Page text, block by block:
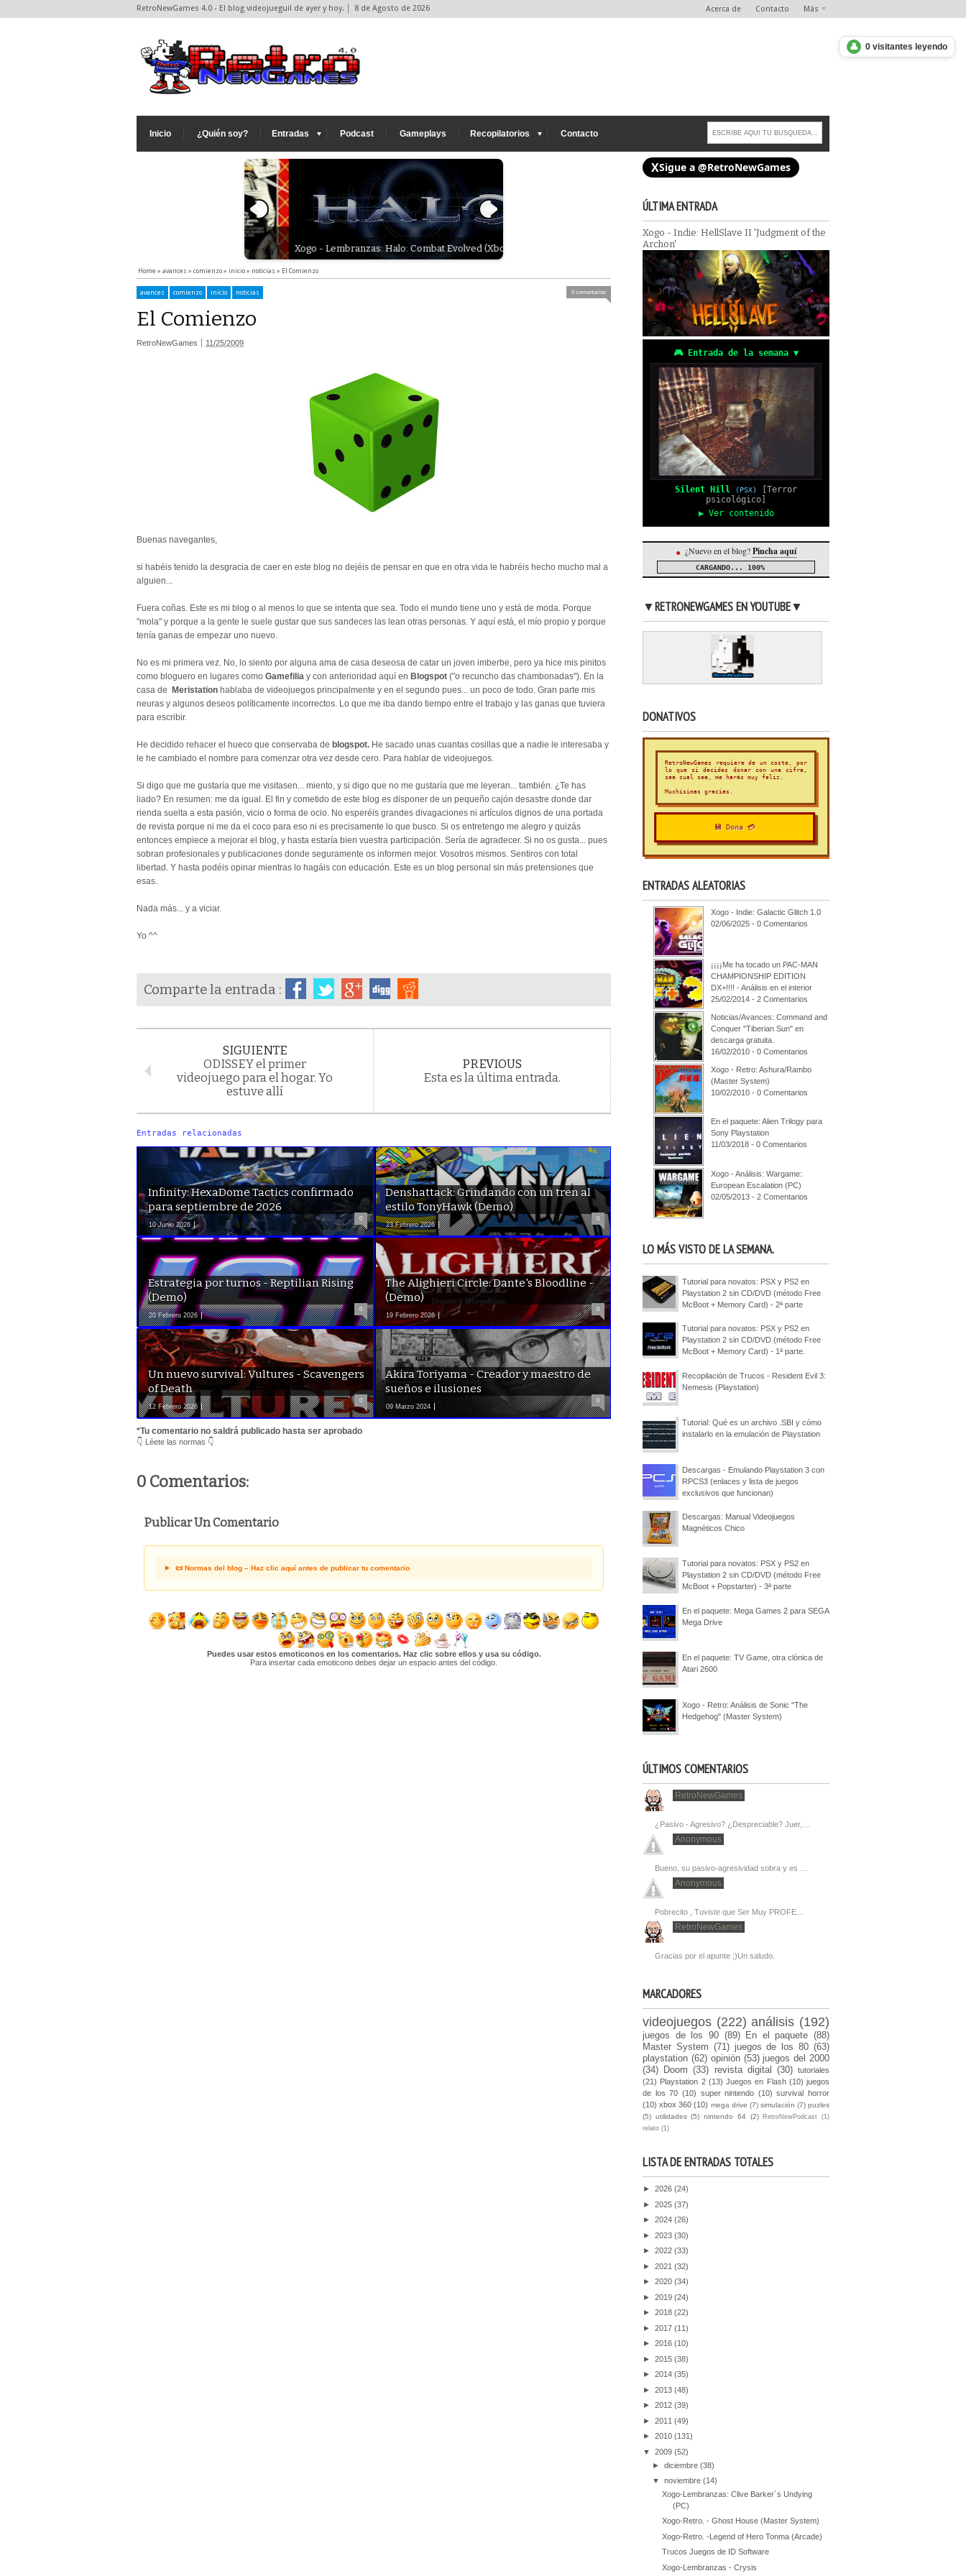
RetroNewGames 4.0 - El blog videojueguil de ayer y hoy. 8 de Agosto de 2026 Acerca de Contacto Más
Inicio ¿Quién soy? Entradas Podcast Gameplays Recopilatorios Contacto
Xogo - Lembranzas: Halo: Combat Evolved (Xbox/Pc) Xogo - Retro: Basketball Nightmare (Master System)
Opinión/Noticias/Avances : El adios a los
papel de videojuegos.
Home » avances » comienzo » inicio » noticias » El Comienzo
avances comienzo inicio noticias 0 comentarios
El Comienzo
11/25/2009
RetroNewGames
Buenas navegantes,
si habéis tenido la desgracia de caer en este blog no dejéis de pensar en que en otra vida le habréis hecho mucho mal a
alguien...
Fuera coñas. Este es mi blog o al menos lo que se intenta que sea. Todo el mundo tiene uno y está de moda. Porque
"mola" y porque a la gente le suele gustar que sus sandeces las lean otras personas. Y aquí está, el mío propio y porque
tenía ganas de empezar uno nuevo.
No es mi primera vez. No, lo siento por alguna ama de casa deseosa de catar un joven imberbe, pero ya hice mis pinitos
como bloguero en lugares como Gamefilia y con anterioridad aquí en Blogspot ("o recuncho das chambonadas"). En la
casa de Meristation hablaba de videojuegos principalmente y en el segundo pues... un poco de todo. Gran parte mis
neuras y algunos deseos políticamente incorrectos. Lo que me iba dando tiempo entre el trabajo y las ganas que tuviera
para escribir.
He decidido rehacer el hueco que conservaba de blogspot. He sacado unas cuantas cosillas que a nadie le interesaba y
le he cambiado el nombre para comenzar otra vez desde cero. Para hablar de videojuegos.
Si digo que me gustaría que me visitasen... miento, y si digo que no me gustaría que me leyeran... también. ¿Te has
liado? En resumen: me da igual. El fin y cometido de este blog es disponer de un pequeño cajón desastre donde dar
rienda suelta a esta pasión, vicio o forma de ocio. No esperéis grandes divagaciones ni artículos dignos de una portada
de revista porque ni me da el coco para eso ni es precisamente lo que busco. Si os entretengo me alegro y quizás
entonces empiece a mejorar el blog, y hasta estaría bien vuestra participación. Sería de agradecer. Si no os gusta... pues
sobran profesionales y publicaciones donde seguramente os informen mejor. Vosotros mismos. Sentiros con total
libertad. Y hasta podéis opinar mientras lo hagáis con educación. Este es un blog personal sin más pretensiones que
esas.
Nada más... y a viciar.
Yo ^^
Comparte la entrada :
SIGUIENTE
ODISSEY el primer
videojuego para el hogar. Yo
estuve allí
PREVIOUS
Esta es la última entrada.
Entradas relacionadas
Infinity: HexaDome Tactics confirmado
para septiembre de 2026
10 Junio 2026
0
Denshattack: Grindando con un tren al
estilo TonyHawk (Demo)
23 Febrero 2026
0
Estrategia por turnos - Reptilian Rising
(Demo)
20 Febrero 2026
0
The Alighieri Circle: Dante's Bloodline -
(Demo)
19 Febrero 2026
0
Un nuevo survival: Vultures - Scavengers
of Death
12 Febrero 2026
0
Akira Toriyama - Creador y maestro de
sueños e ilusiones
09 Marzo 2024
0
*Tu comentario no saldrá publicado hasta ser aprobado
👇 Léete las normas 👇
0 Comentarios:
Publicar Un Comentario
📜 Normas del blog – Haz clic aquí antes de publicar tu comentario
Puedes usar estos emoticonos en los comentarios. Haz clic sobre ellos y usa su código.
Para insertar cada emoticono debes dejar un espacio antes del código.
XSigue a @RetroNewGames
👤 0 visitantes leyendo
ÚLTIMA ENTRADA
Xogo - Indie: HellSlave II 'Judgment of the
Archon'
🎮 Entrada de la semana ▼
Silent Hill (PSX)
[Terror
psicológico]
▶ Ver contenido
● ¿Nuevo en el blog?Pincha aquí
CARGANDO... 100%
▼RETRONEWGAMES EN YOUTUBE▼
DONATIVOS
RetroNewGames requiere de un coste, por
lo que si decides donar con una cifra,
sea cual sea, me harás muy feliz.
Muchísimas gracias.
💾 Dona 💳
ENTRADAS ALEATORIAS
Xogo - Indie: Galactic Glitch 1.0
02/06/2025 - 0 Comentarios
¡¡¡¡Me ha tocado un PAC-MAN
CHAMPIONSHIP EDITION
DX+!!!! - Análisis en el interior
25/02/2014 - 2 Comentarios
Noticias/Avances: Command and
Conquer "Tiberian Sun" en
descarga gratuita.
16/02/2010 - 0 Comentarios
Xogo - Retro: Ashura/Rambo
(Master System)
10/02/2010 - 0 Comentarios
En el paquete: Alien Trilogy para
Sony Playstation
11/03/2018 - 0 Comentarios
Xogo - Análisis: Wargame:
European Escalation (PC)
02/05/2013 - 2 Comentarios
LO MÁS VISTO DE LA SEMANA.
Tutorial para novatos: PSX y PS2 en
Playstation 2 sin CD/DVD (método Free
McBoot + Memory Card) - 2ª parte
Tutorial para novatos: PSX y PS2 en
Playstation 2 sin CD/DVD (método Free
McBoot + Memory Card) - 1ª parte.
Recopilación de Trucos - Resident Evil 3:
Nemesis (Playstation)
Tutorial: Qué es un archivo .SBI y cómo
instalarlo en la emulación de Playstation
Descargas - Emulando Playstation 3 con
RPCS3 (enlaces y lista de juegos
exclusivos que funcionan)
Descargas: Manual Videojuegos
Magnéticos Chico
Tutorial para novatos: PSX y PS2 en
Playstation 2 sin CD/DVD (método Free
McBoot + Popstarter) - 3ª parte
En el paquete: Mega Games 2 para SEGA
Mega Drive
En el paquete: TV Game, otra clónica de
Atari 2600
Xogo - Retro: Análisis de Sonic "The
Hedgehog" (Master System)
ÚLTIMOS COMENTARIOS
RetroNewGames
¿Pasivo - Agresivo? ¿Despreciable? Juer,…
Anonymous
Bueno, su pasivo-agresividad sobra y es …
Anonymous
Pobrecito , Tuviste que Ser Muy PROFE…
RetroNewGames
Gracias por el apunte ;)Un saludo.
MARCADORES
videojuegos (222) análisis (192)
juegos de los 90 (89) En el paquete (88)
Master System (71) juegos de los 80 (63)
playstation (62) opinión (53) juegos del 2000
(34) Doom (33) revista digital (30) tutoriales
(21) Playstation 2 (13) Juegos en Flash (10) juegos
de los 70 (10) super nintendo (10) survival horror
(10) xbox 360 (10) mega drive (7) simulación (7) puzles
(5) utilidades (5) nintendo 64 (2) RetroNewPodcast
(1)
relato (1)
LISTA DE ENTRADAS TOTALES
► 2026 (24)
► 2025 (37)
► 2024 (26)
► 2023 (30)
► 2022 (33)
► 2021 (32)
► 2020 (34)
► 2019 (24)
► 2018 (22)
► 2017 (11)
► 2016 (10)
► 2015 (38)
► 2014 (35)
► 2013 (48)
► 2012 (39)
► 2011 (49)
► 2010 (131)
▼ 2009 (52)
►diciembre(38)
▼noviembre(14)
Xogo-Lembranzas: Clive Barker´s Undying
(PC)
Xogo-Retro. - Ghost House (Master System)
Xogo-Retro. -Legend of Hero Tonma (Arcade)
Trucos Juegos de ID Software
Xogo-Lembranzas - Crysis